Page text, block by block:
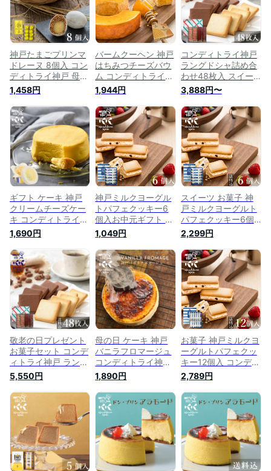
神戸たまごプリンマ
ドレーヌ 8個入 コン
ディトライ神戸 母の
日 ギフト お菓子 お
取り寄せスイーツ グ
ルメ ギフト プレゼ
ント 職場 産休 お礼
お菓子 スイーツ 贈
り物 ギフト ご挨拶
誕生日 出産内祝い
内祝い 土産 取り寄
せ 日本 神戸 お土産 |
マドレーヌ
1,458円
バームクーヘン 神戸
はちみつチーズバウ
ム コンディトライ神
戸 ハロウィン ギフ
ト スイーツ ギフト
お取り寄せ グルメ
職場 お礼 お菓子 ス
イーツ 贈り物 ご挨
拶 誕生日 出産 内祝
い 土産 日本 神戸 お
土産 | バウムクーヘ
ン 焼菓子
1,944円
コンディトライ神戸
ラングドシャ詰め合
わせ48枚入 スイー
ツ ギフト クッキー
バレンタイン お菓子
2024 チョコ プレゼ
ント 職場 産休 お礼
お菓子 スイーツ 贈
り物 ご挨拶 誕生日
出産内祝い 内祝い
お祝い返し 結婚 お
菓子 日本 神戸 お土
産
3,888円〜
ギフト ケーキ 神戸
クリームチーズケー
キ コンディトライ神
戸 3号 (約9cm 2〜3
名様) スイーツ お取
り寄せスイーツ グル
メ 職場 お礼 お菓子
贈り物 ご挨拶 誕生
日 出産内祝い 内祝
土産 日本 神戸 | チー
ズケーキ 焼菓子 帰
省土産
1,690円
神戸ミルクヨーグル
トパフェクッキー6
個入お中元ギフト お
菓子 スイーツ ギフ
ト プレゼント 職場
産休 お礼 お菓子 ス
イーツ 贈り物 ご挨
拶 誕生日 出産内祝
い 内祝い 土産 取り
寄せ 日本 神戸 お土
産|クッキー 焼菓子
1,049円
スイーツ お菓子 神
戸ミルクヨーグルト
パフェクッキー6個
入 コンディトライ神
戸お取り寄せ お菓子
個包装 スイーツ 常
温 焼菓子 サンドク
ッキー チョコ ギフ
ト 春 スイーツ 小分
け 退職 職場 引越 お
礼 ご挨拶 誕生日 出
産 内祝い 日本 土産
神戸 お土産 送料込
2,299円
敬老の日プレゼント
お菓子セット コンデ
ィトライ神戸 ラング
ドシャ詰め合わせ48
枚入 クッキー 詰め
合わせ 個包装 スイ
ーツ 焼菓子 チョコ
プレゼント 職場 産
休 お礼 お菓子 贈り
物 ご挨拶 誕生日 出
産内祝い 内祝い お
祝い返し 結婚 日本
5,550円
母の日 ケーキ 神戸
バニラフロマージュ
コンディトライ神戸
4号 (約12cm 2〜4名
様) 母の日 ギフト プ
レゼント チーズケー
キ お取り寄せ お取
り寄せスイーツ ギフ
ト グルメ お菓子 贈
り物 ご挨拶 誕生日
出産内祝い 内祝い
冷凍 洋菓子 あす楽
1,890円
お菓子 神戸ミルクヨ
ーグルトパフェクッ
キー12個入 コンディ
トライ神戸母の日 お
取り寄せ お菓子 個
包装 スイーツ 焼菓
子 サンドクッキー
チョコ ギフト 春 ス
イーツ 小分け 個包
装 退職 職場 産休 お
祝い 贈り物 誕生日
出産 内祝 日本 土産
2,789円